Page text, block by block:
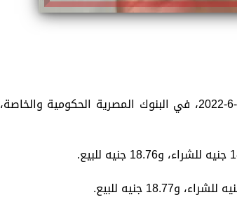
تستعرض «الزمان»، سعر الدولار اليوم الخميس الموافق 16-6-2022، في البنوك المصرية الحكومية والخاصة،